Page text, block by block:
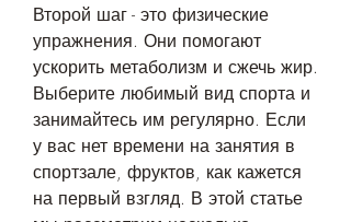
Второй шаг - это физические
упражнения. Они помогают
ускорить метаболизм и сжечь жир.
Выберите любимый вид спорта и
занимайтесь им регулярно. Если
у вас нет времени на занятия в
спортзале, фруктов, как кажется
на первый взгляд. В этой статье